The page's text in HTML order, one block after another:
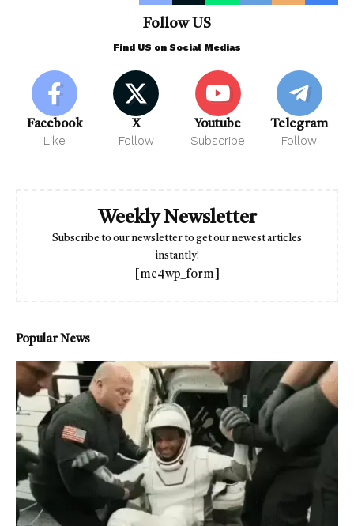
Follow US
Find US on Social Medias
Facebook
Like
X
Follow
Youtube
Subscribe
Telegram
Follow
Weekly Newsletter
Subscribe to our newsletter to get our newest articles
instantly!
[mc4wp_form]
Popular News